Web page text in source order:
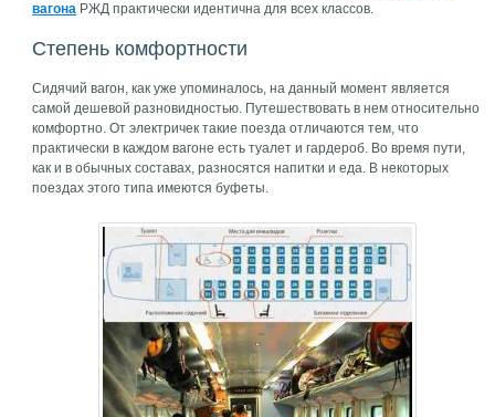
вагона РЖД практически идентична для всех классов.
Степень комфортности
Сидячий вагон, как уже упоминалось, на данный момент является
самой дешевой разновидностью. Путешествовать в нем относительно
комфортно. От электричек такие поезда отличаются тем, что
практически в каждом вагоне есть туалет и гардероб. Во время пути,
как и в обычных составах, разносятся напитки и еда. В некоторых
поездах этого типа имеются буфеты.